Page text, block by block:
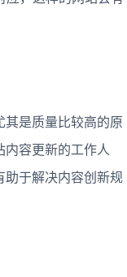
是质量比较高的原
容更新的工作人
助于解决内容创新规